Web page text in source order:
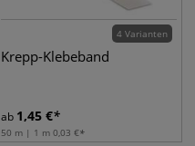
4 Varianten
Krepp-Klebeband
ab 1,45 €
50 m | 1 m 0,03 €